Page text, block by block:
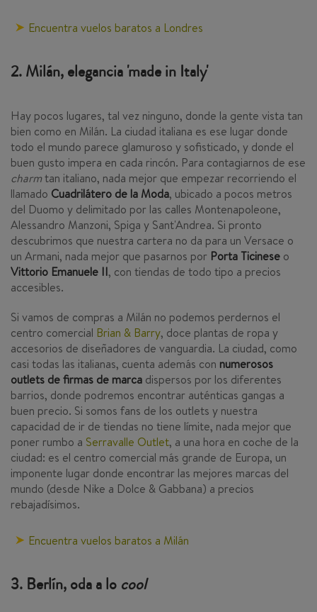
Encuentra vuelos baratos a Londres
2. Milán, elegancia 'made in Italy'
Hay pocos lugares, tal vez ninguno, donde la gente vista tan
bien como en Milán. La ciudad italiana es ese lugar donde
todo el mundo parece glamuroso y sofisticado, y donde el
buen gusto impera en cada rincón. Para contagiarnos de ese
charmtan italiano, nada mejor que empezar recorriendo el
llamado Cuadrilátero de la Moda, ubicado a pocos metros
del Duomo y delimitado por las calles Montenapoleone,
Alessandro Manzoni, Spiga y Sant'Andrea. Si pronto
descubrimos que nuestra cartera no da para un Versace o
un Armani, nada mejor que pasarnos por Porta Ticinese o
Vittorio Emanuele II, con tiendas de todo tipo a precios
accesibles.
Si vamos de compras a Milán no podemos perdernos el
centro comercial Brian & Barry, doce plantas de ropa y
accesorios de diseñadores de vanguardia. La ciudad, como
casi todas las italianas, cuenta además con numerosos
outlets de firmas de marca dispersos por los diferentes
barrios, donde podremos encontrar auténticas gangas a
buen precio. Si somos fans de los outlets y nuestra
capacidad de ir de tiendas no tiene límite, nada mejor que
poner rumbo a Serravalle Outlet, a una hora en coche de la
ciudad: es el centro comercial más grande de Europa, un
imponente lugar donde encontrar las mejores marcas del
mundo (desde Nike a Dolce & Gabbana) a precios
rebajadísimos.
Encuentra vuelos baratos a Milán
3. Berlín, oda a lo cool